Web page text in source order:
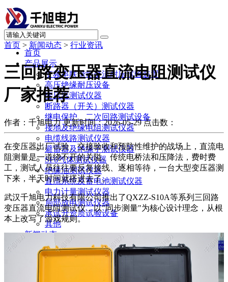
首页
产品展示
变频串联谐振交流耐压试验装置
高压绝缘耐压设备
变压器测试仪器
断路器（开关）测试仪器
继电保护、二次回路测试设备
接地及绝缘电阻测试仪器
电缆线路测试仪器
避雷器及绝缘子测试仪器
SF6气体测试仪器
绝缘油测试仪器
直流系统及蓄电池测试仪器
电力计量测试仪器
局部放电测试仪器
承试升资质试验设备
其他
新闻动态
公司动态
行业资讯
产品案例
首页 > 新闻动态 > 行业资讯
三回路变压器直流电阻测试仪
厂家推荐
作者：千旭电力 更新时间：2026-05-29 点击数：
在变压器出厂试验、交接验收和预防性维护的战场上，直流电
阻测量是一道绕不开的关隘。传统电桥法和压降法，费时费
工，测试人员往往要反复接线、逐相等待，一台大型变压器测
下来，半天时间就搭进去了。
武汉千旭电力科技有限公司推出了QXZZ-S10A等系列三回路
变压器直流电阻测试仪，以"同步测量"为核心设计理念，从根
本上改写了游戏规则。